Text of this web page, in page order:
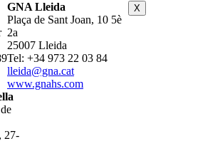
GNA Lleida
Plaça de Sant Joan, 10 5è
2a
25007 Lleida
Tel: +34 973 22 03 84
lleida@gna.cat
www.gnahs.com
27-
X